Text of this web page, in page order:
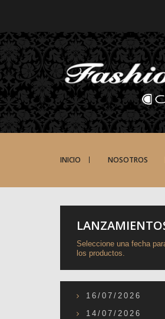
INICIO NOSOTROS
Seleccione una fecha
los productos.
16/07/2026
14/07/2026